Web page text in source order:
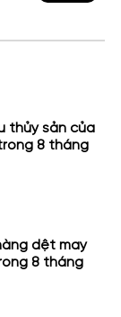
thủy sản của
8 tháng
dệt may
8 tháng